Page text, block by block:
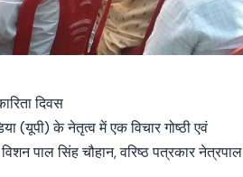
दिवस
(यूपी) के नेतृत्व में एक विचार गोष्ठी एवं
पाल सिंह चौहान, वरिष्ठ पत्रकार नेत्रपाल